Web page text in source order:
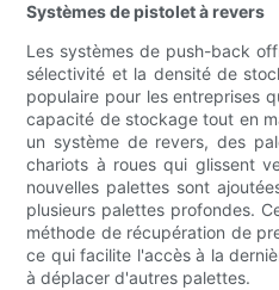
Systèmes de pistolet à revers
Les systèmes de push-back
sélectivité et la densité de
populaire pour les entreprises
capacité de stockage tout en
un système de revers, des
chariots à roues qui glissent
nouvelles palettes sont
plusieurs palettes profondes.
méthode de récupération de
ce qui facilite l'accès à la
à déplacer d'autres palettes.